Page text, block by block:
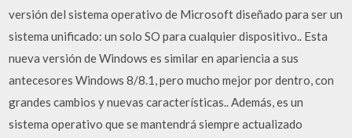
versión del sistema operativo de Microsoft diseñado para ser un
sistema unificado: un solo SO para cualquier dispositivo.. Esta
nueva versión de Windows es similar en apariencia a sus
antecesores Windows 8/8.1, pero mucho mejor por dentro, con
grandes cambios y nuevas características.. Además, es un
sistema operativo que se mantendrá siempre actualizado